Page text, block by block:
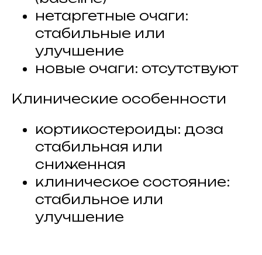
нетаргетные очаги:
стабильные или
улучшение
новые очаги: отсутствуют
Клинические особенности
кортикостероиды: доза
стабильная или
сниженная
клиническое состояние:
стабильное или
улучшение